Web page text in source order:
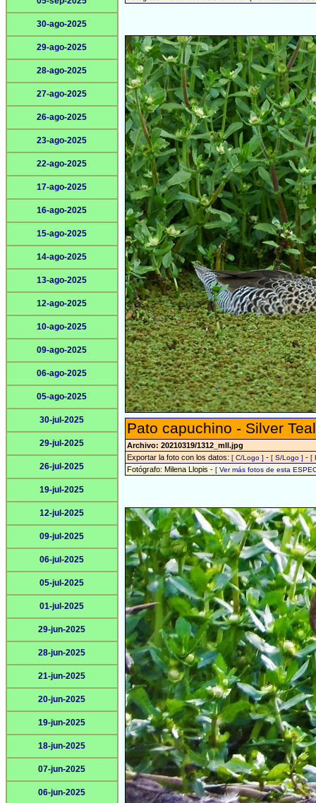
30-ago-2025
29-ago-2025
28-ago-2025
27-ago-2025
26-ago-2025
23-ago-2025
22-ago-2025
17-ago-2025
16-ago-2025
15-ago-2025
14-ago-2025
13-ago-2025
12-ago-2025
10-ago-2025
09-ago-2025
06-ago-2025
05-ago-2025
30-jul-2025
29-jul-2025
26-jul-2025
19-jul-2025
12-jul-2025
09-jul-2025
06-jul-2025
05-jul-2025
01-jul-2025
29-jun-2025
28-jun-2025
21-jun-2025
20-jun-2025
19-jun-2025
18-jun-2025
07-jun-2025
06-jun-2025
Pato capuchino - Silver
Archivo: 20210319/1312_mll.jpg
Exportar la foto con los datos: [ C/Logo ] - [ S/Logo ] - [
Fotógrafo: Milena Llopis - [ Ver más fotos de esta